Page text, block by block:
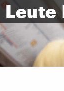
Leute